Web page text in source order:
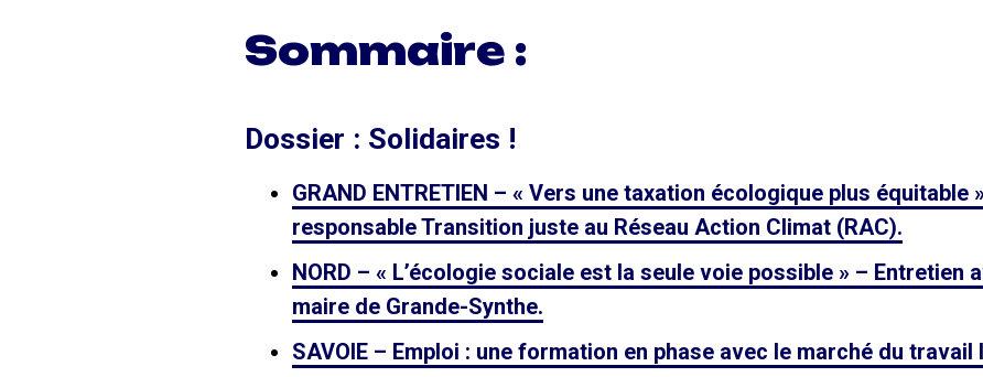
Sommaire :
Dossier : Solidaires !
GRAND ENTRETIEN – « Vers une taxation écologique plus équitable
responsable Transition juste au Réseau Action Climat (RAC).
NORD – « L’écologie sociale est la seule voie possible » – Entretien
maire de Grande-Synthe.
SAVOIE – Emploi : une formation en phase avec le marché du travail